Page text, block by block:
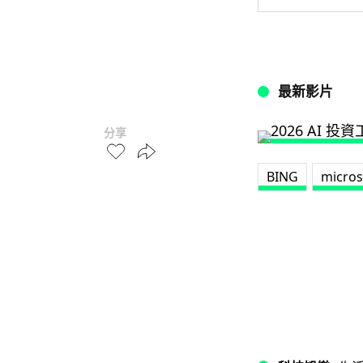
分享
最新影片
BING